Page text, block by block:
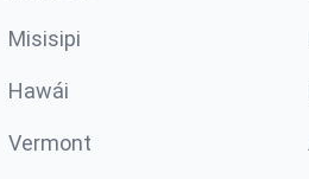
Misisipi
Hawái
Vermont